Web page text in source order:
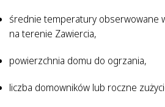
średnie temperatury obserwowane
na terenie Zawiercia,
powierzchnia domu do ogrzania,
liczba domowników lub roczne